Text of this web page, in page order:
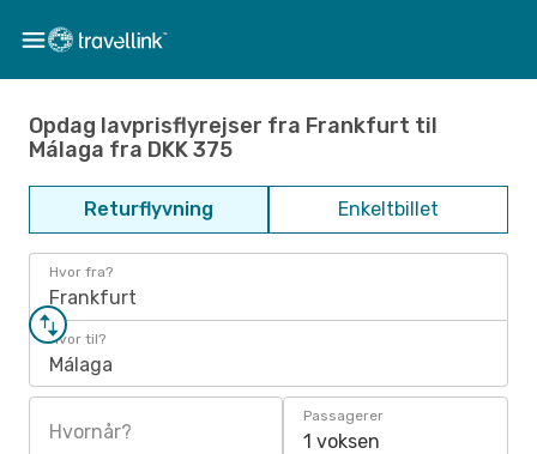
Opdag lavprisflyrejser fra Frankfurt til
Málaga fra DKK 375
Returflyvning Enkeltbillet
Hvor fra?
Frankfurt
Hvor til?
Málaga
Hvornår?
Passagerer
1 voksen